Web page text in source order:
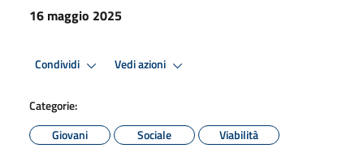
16 maggio 2025
Condividi Vedi azioni
Categorie:
Giovani
Sociale Viabilità